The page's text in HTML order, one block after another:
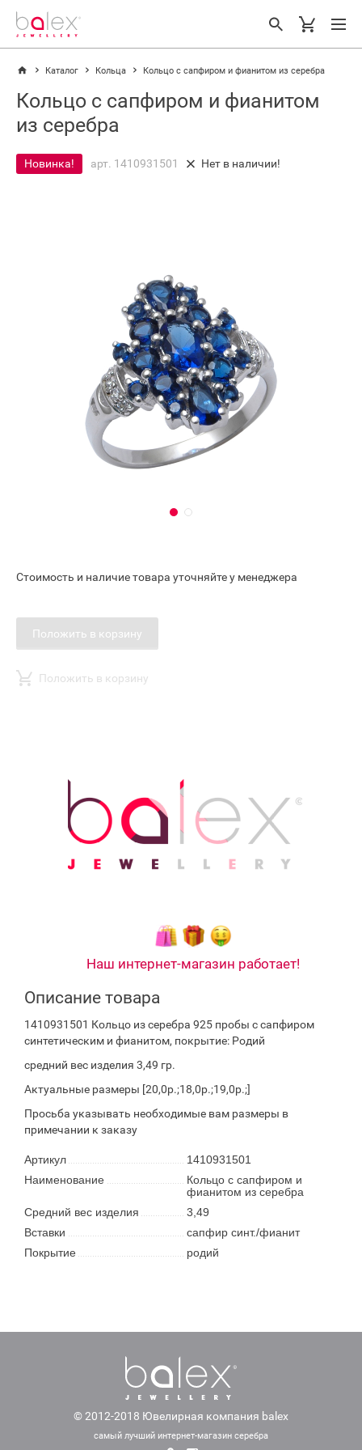
Каталог Кольца Кольцо с сапфиром и фианитом из серебра
Кольцо с сапфиром и фианитом
из серебра
Новинка! арт. 1410931501 Нет в наличии!
Стоимость и наличие товара уточняйте у менеджера
Положить в корзину
Положить в корзину
Наш интернет-магазин работает!
Описание товара
1410931501 Кольцо из серебра 925 пробы с сапфиром
синтетическим и фианитом, покрытие: Родий
средний вес изделия 3,49 гр.
Актуальные размеры [20,0р.;18,0р.;19,0р.;]
Просьба указывать необходимые вам размеры в
примечании к заказу
Артикул
1410931501
Наименование
Кольцо с сапфиром и
фианитом из серебра
Средний вес изделия
3,49
Вставки
сапфир синт./фианит
Покрытие
родий
© 2012-2018 Ювелирная компания balex
самый лучший интернет-магазин серебра